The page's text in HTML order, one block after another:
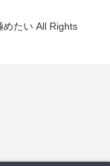
たい All Rights